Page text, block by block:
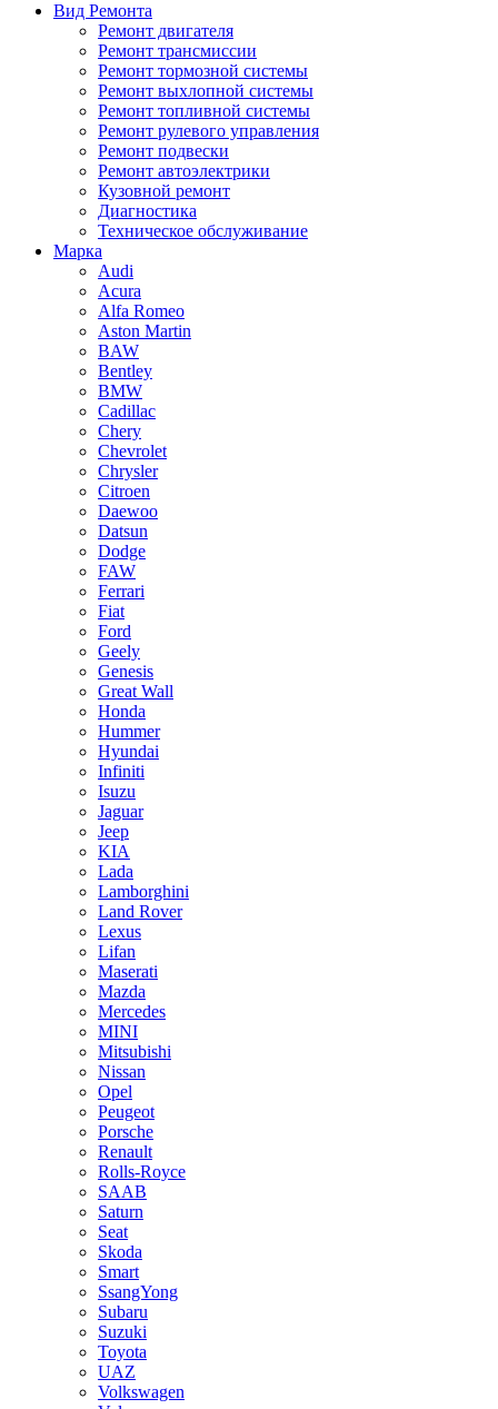
Вид Ремонта
Ремонт двигателя
Ремонт трансмиссии
Ремонт тормозной системы
Ремонт выхлопной системы
Ремонт топливной системы
Ремонт рулевого управления
Ремонт подвески
Ремонт автоэлектрики
Кузовной ремонт
Диагностика
Техническое обслуживание
Марка
Audi
Acura
Alfa Romeo
Aston Martin
BAW
Bentley
BMW
Cadillac
Chery
Chevrolet
Chrysler
Citroen
Daewoo
Datsun
Dodge
FAW
Ferrari
Fiat
Ford
Geely
Genesis
Great Wall
Honda
Hummer
Hyundai
Infiniti
Isuzu
Jaguar
Jeep
KIA
Lada
Lamborghini
Land Rover
Lexus
Lifan
Maserati
Mazda
Mercedes
MINI
Mitsubishi
Nissan
Opel
Peugeot
Porsche
Renault
Rolls-Royce
SAAB
Saturn
Seat
Skoda
Smart
SsangYong
Subaru
Suzuki
Toyota
UAZ
Volkswagen